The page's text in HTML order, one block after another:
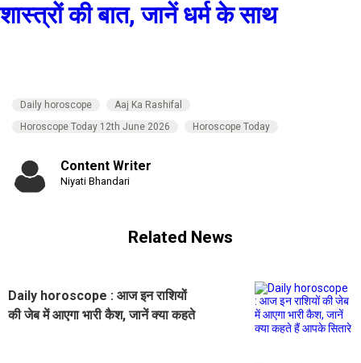
शास्त्रों की बात, जानें धर्म के साथ
Daily horoscope
Aaj Ka Rashifal
Horoscope Today 12th June 2026
Horoscope Today
Content Writer
Niyati Bhandari
Related News
Daily horoscope : आज इन राशियों
की जेब में आएगा भारी कैश, जानें क्या कहते